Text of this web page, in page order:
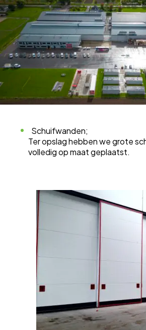
Schuifwanden;
Ter opslag hebben we grote
volledig op maat geplaatst.